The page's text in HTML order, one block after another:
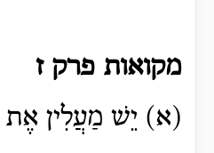
מקואות פרק ז
(א) יֵשׁ מַעֲלִין